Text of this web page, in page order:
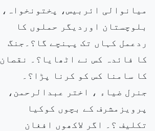
میانوالی ائربیس، پختونخواہ،
بلوچستان اوردیگر حملوں کا
ردعمل کہاں تک پہنچے گا؟۔جنگ
کا فائدہ کس نے اٹھایا؟۔ نقصان
کا سامنا کس کو کرنا پڑا؟۔
جنرل ضیاء ، اختر عبدالرحمن،
پرویزمشرف کے بچوں کوکیا
تکلیف ؟۔ اگر لاکھوں افغان